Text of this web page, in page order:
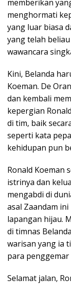
memberikan
menghormati
yang luar biasa
yang telah
wawancara
Kini, Belanda
Koeman. De
dan kembali
kepergian
di tim, baik
seperti kata
kehidupan pun
Ronald Koeman
istrinya dan
mengabdi di
asal Zaandam
lapangan hijau.
di timnas
warisan yang ia
para
Selamat jalan,